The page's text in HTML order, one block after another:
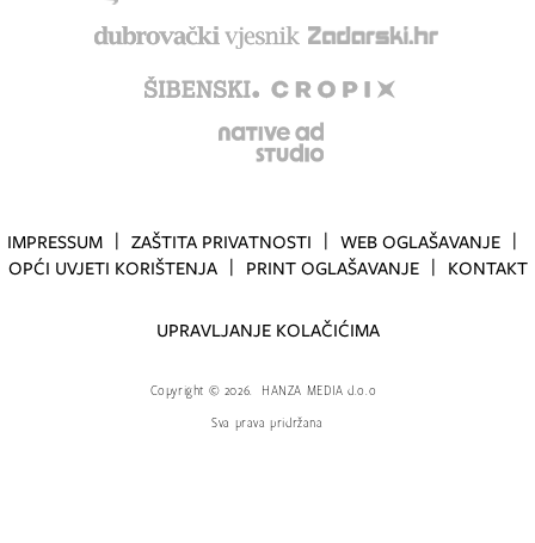
IMPRESSUM ZAŠTITA PRIVATNOSTI
WEB OGLAŠAVANJE
OPĆI UVJETI KORIŠTENJA
PRINT OGLAŠAVANJE KONTAKT
UPRAVLJANJE KOLAČIĆIMA
Copyright © 2026.
HANZA MEDIA d.o.o
Sva prava pridržana